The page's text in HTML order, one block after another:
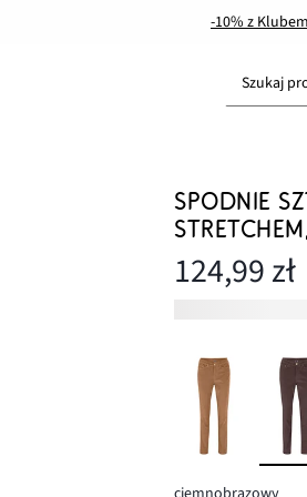
-10% z
Szukaj
SPODNIE
124,99 zł